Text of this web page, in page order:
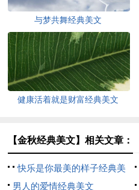
与梦共舞经典美文
健康活着就是财富经典美文
【金秋经典美文】相关文章：
快乐是你最美的样子经典美
文男人的爱情经典美文